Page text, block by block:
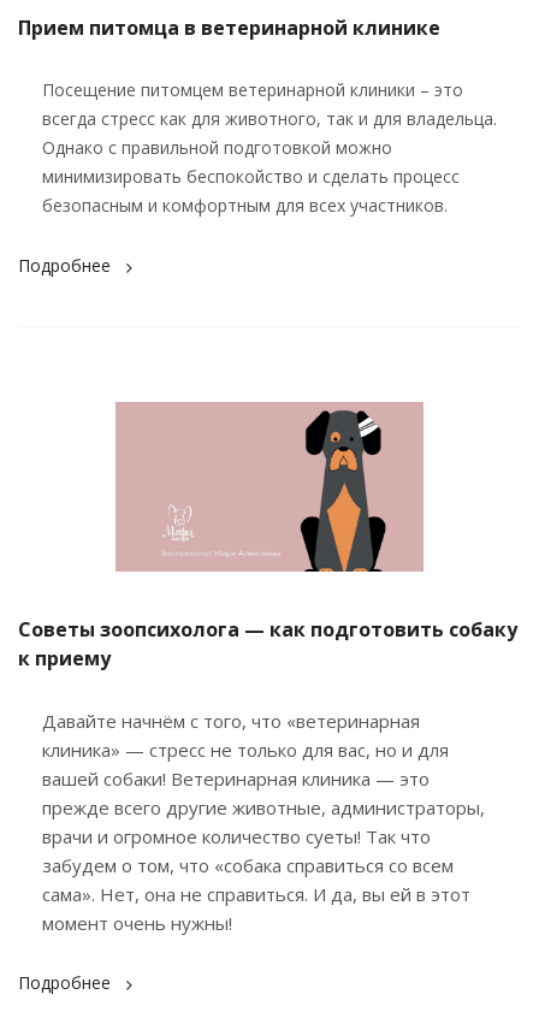
Прием питомца в ветеринарной клинике
Посещение питомцем ветеринарной клиники – это
всегда стресс как для животного, так и для владельца.
Однако с правильной подготовкой можно
минимизировать беспокойство и сделать процесс
безопасным и комфортным для всех участников.
Подробнее
Советы зоопсихолога — как подготовить собаку
к приему
Давайте начнём с того, что «ветеринарная
клиника» — стресс не только для вас, но и для
вашей собаки! Ветеринарная клиника — это
прежде всего другие животные, администраторы,
врачи и огромное количество суеты! Так что
забудем о том, что «собака справиться со всем
сама». Нет, она не справиться. И да, вы ей в этот
момент очень нужны!
Подробнее